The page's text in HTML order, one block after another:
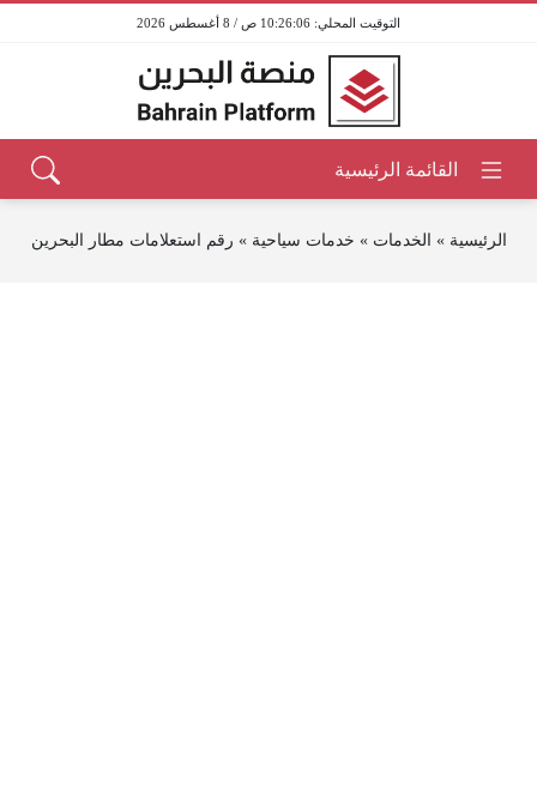
10:26:06 ص / 8 أغسطس 2026
الرئيسية » الخدمات » خدمات سياحية » رقم استعلامات مطار البحرين